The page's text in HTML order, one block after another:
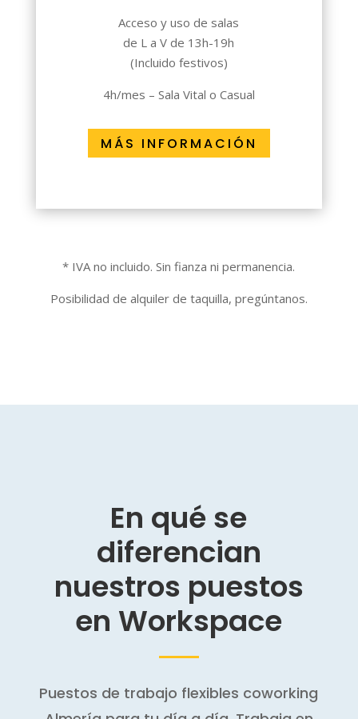
Acceso y uso de salas
de L a V de 13h-19h
(Incluido festivos)
4h/mes – Sala Vital o Casual
MÁS INFORMACIÓN
* IVA no incluido. Sin fianza ni permanencia.
Posibilidad de alquiler de taquilla, pregúntanos.
En qué se
diferencian
nuestros puestos
en Workspace
Puestos de trabajo flexibles coworking